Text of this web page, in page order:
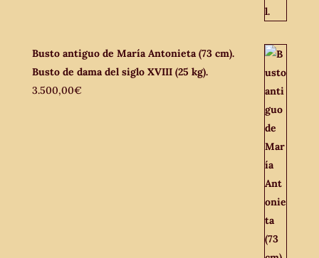
Busto antiguo de María Antonieta (73 cm).
Busto de dama del siglo XVIII (25 kg).
3.500,00€